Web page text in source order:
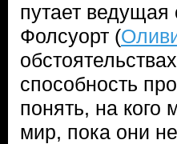
путает
Фолсуорт (
способность
понять, на кого
мир, пока они